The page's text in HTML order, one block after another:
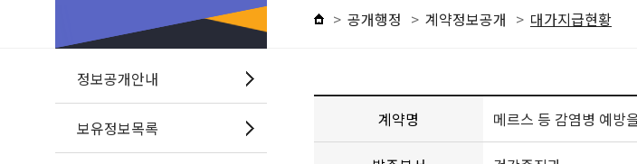
정보공개안내
보유정보목록
공개행정 계약정보공개 대가지급현황
계약명 메르스 등 감염병 예방